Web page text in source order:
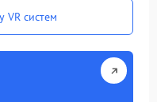
VR систем